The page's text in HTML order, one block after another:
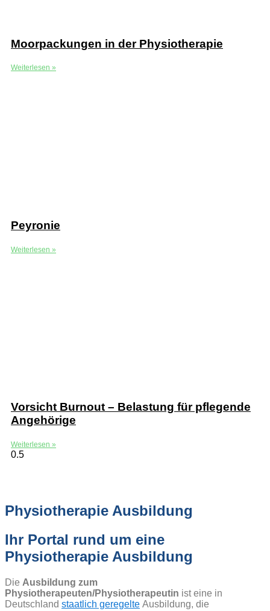
Moorpackungen in der Physiotherapie
Weiterlesen »
Peyronie
Weiterlesen »
Vorsicht Burnout – Belastung für pflegende
Angehörige
Weiterlesen »
Physiotherapie Ausbildung
Ihr Portal rund um eine
Physiotherapie Ausbildung
Die Ausbildung zum
Physiotherapeuten/Physiotherapeutin ist eine in
Deutschland staatlich geregelte Ausbildung, die